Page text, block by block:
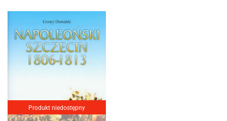
Produkt niedostępny